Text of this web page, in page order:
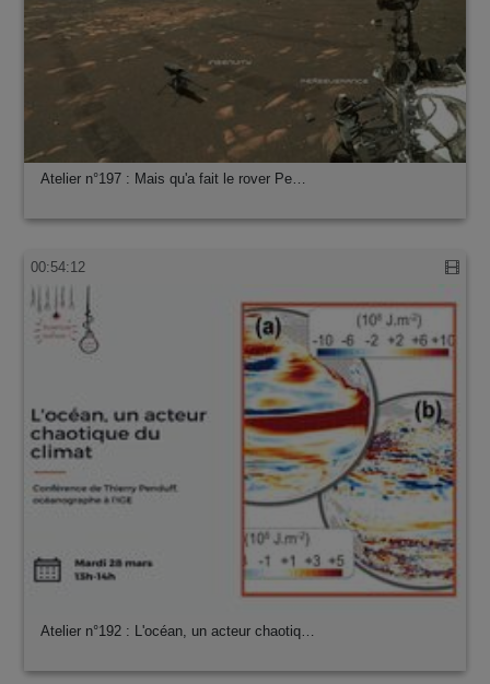
Atelier n°197 : Mais qu'a fait le rover Pe…
00:54:12
Atelier n°192 : L'océan, un acteur chaotiq…